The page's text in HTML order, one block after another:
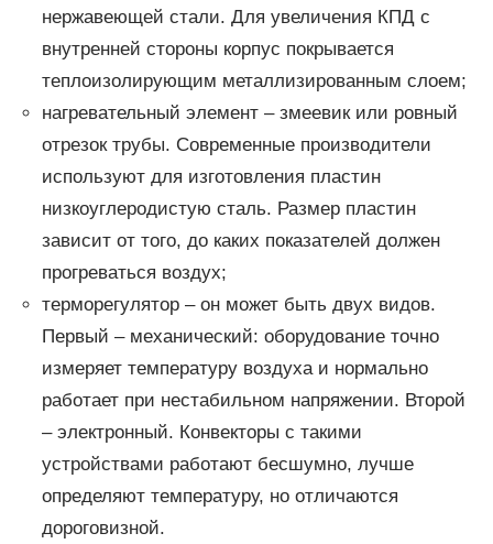
нержавеющей стали. Для увеличения КПД с
внутренней стороны корпус покрывается
теплоизолирующим металлизированным слоем;
нагревательный элемент – змеевик или ровный
отрезок трубы. Современные производители
используют для изготовления пластин
низкоуглеродистую сталь. Размер пластин
зависит от того, до каких показателей должен
прогреваться воздух;
терморегулятор – он может быть двух видов.
Первый – механический: оборудование точно
измеряет температуру воздуха и нормально
работает при нестабильном напряжении. Второй
– электронный. Конвекторы с такими
устройствами работают бесшумно, лучше
определяют температуру, но отличаются
дороговизной.